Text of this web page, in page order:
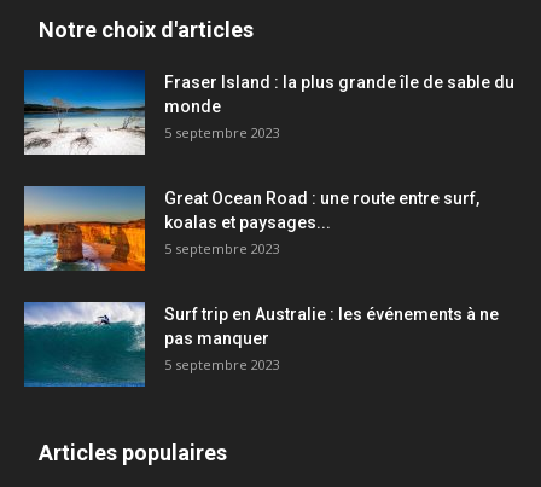
Notre choix d'articles
Fraser Island : la plus grande île de sable du
monde
5 septembre 2023
Great Ocean Road : une route entre surf,
koalas et paysages...
5 septembre 2023
Surf trip en Australie : les événements à ne
pas manquer
5 septembre 2023
Articles populaires